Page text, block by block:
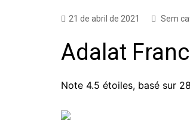
21 de abril de 2021 Sem
Adalat
Note 4.5 étoiles, basé sur